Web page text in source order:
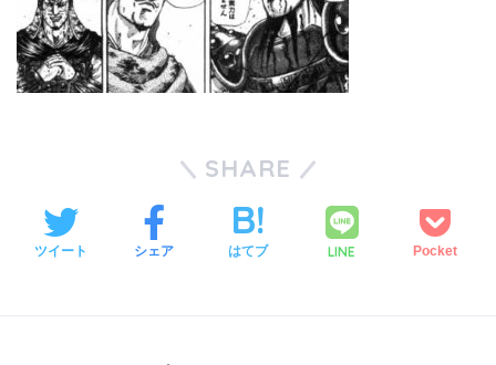
SHARE
ツイート シェア はてブ LINE Pocket